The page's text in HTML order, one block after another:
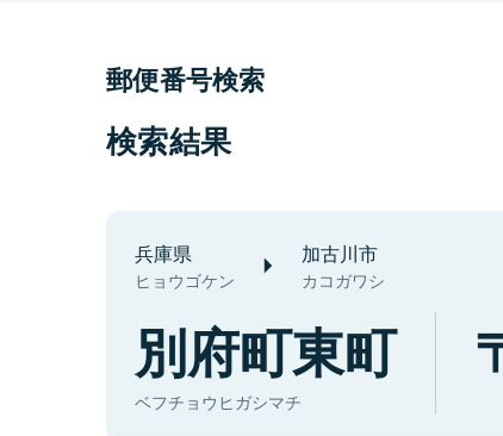
郵便番号検索
検索結果
兵庫県
ヒョウゴケン
加古川市
カコガワシ
別府町東町
ベフチョウヒガシマチ